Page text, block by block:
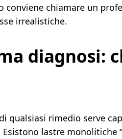
conviene chiamare un
irrealistiche.
diagnosi:
qualsiasi rimedio serve
Esistono lastre monolitiche